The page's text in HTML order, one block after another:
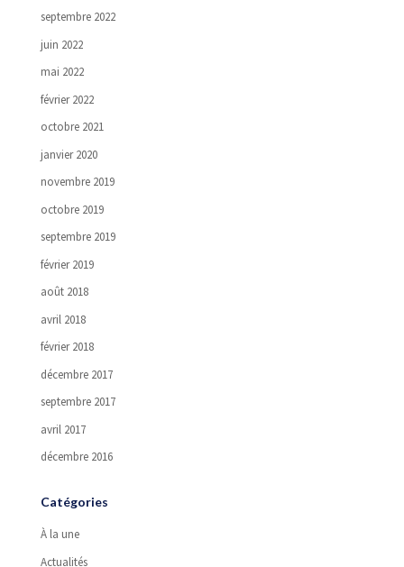
septembre 2022
juin 2022
mai 2022
février 2022
octobre 2021
janvier 2020
novembre 2019
octobre 2019
septembre 2019
février 2019
août 2018
avril 2018
février 2018
décembre 2017
septembre 2017
avril 2017
décembre 2016
Catégories
À la une
Actualités